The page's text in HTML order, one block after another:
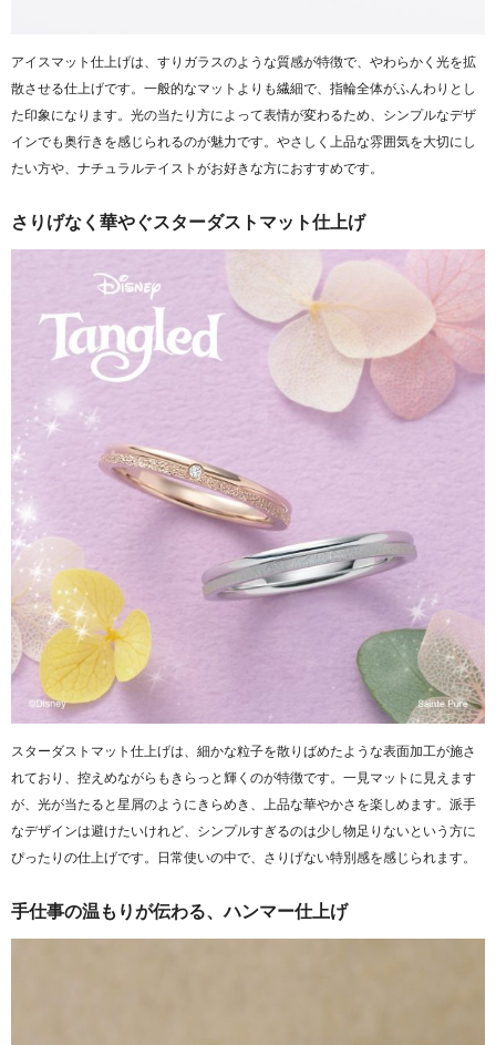
アイスマット仕上げは、すりガラスのような質感が特徴で、やわらかく光を拡
散させる仕上げです。一般的なマットよりも繊細で、指輪全体がふんわりとし
た印象になります。光の当たり方によって表情が変わるため、シンプルなデザ
インでも奥行きを感じられるのが魅力です。やさしく上品な雰囲気を大切にし
たい方や、ナチュラルテイストがお好きな方におすすめです。
さりげなく華やぐスターダストマット仕上げ
スターダストマット仕上げは、細かな粒子を散りばめたような表面加工が施さ
れており、控えめながらもきらっと輝くのが特徴です。一見マットに見えます
が、光が当たると星屑のようにきらめき、上品な華やかさを楽しめます。派手
なデザインは避けたいけれど、シンプルすぎるのは少し物足りないという方に
ぴったりの仕上げです。日常使いの中で、さりげない特別感を感じられます。
手仕事の温もりが伝わる、ハンマー仕上げ